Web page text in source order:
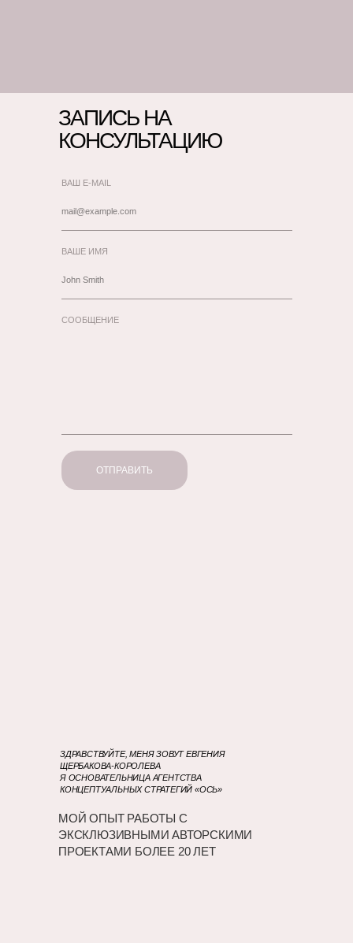
ЗАПИСЬ НА
КОНСУЛЬТАЦИЮ
ВАШ E-MAIL
ВАШЕ ИМЯ
СООБЩЕНИЕ
ОТПРАВИТЬ
ЗДРАВСТВУЙТЕ, МЕНЯ ЗОВУТ ЕВГЕНИЯ
ЩЕРБАКОВА-КОРОЛЕВА
Я ОСНОВАТЕЛЬНИЦА АГЕНТСТВА
КОНЦЕПТУАЛЬНЫХ СТРАТЕГИЙ «ОСЬ»
МОЙ ОПЫТ РАБОТЫ С
ЭКСКЛЮЗИВНЫМИ АВТОРСКИМИ
ПРОЕКТАМИ БОЛЕЕ 20 ЛЕТ